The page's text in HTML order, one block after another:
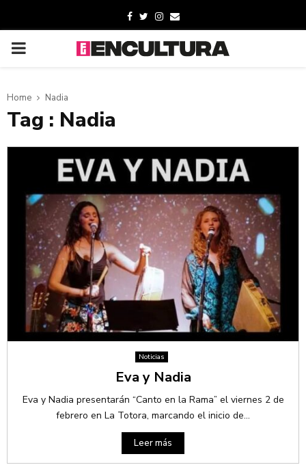
Home Nadia
Tag : Nadia
Noticias
Eva y Nadia
Eva y Nadia presentarán “Canto en la Rama” el viernes 2 de
febrero en La Totora, marcando el inicio de...
Leer más